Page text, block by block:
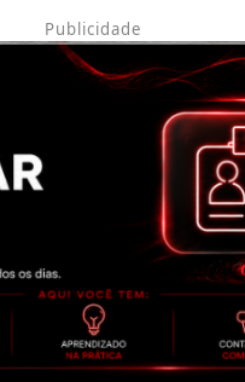
Publicidade